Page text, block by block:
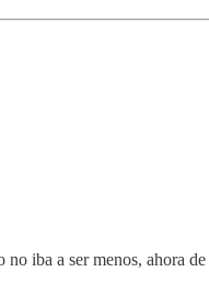
iba a ser menos, ahora